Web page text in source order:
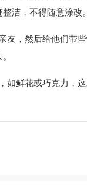
洁，不得随意涂改
友，然后给他们带
如鲜花或巧克力，